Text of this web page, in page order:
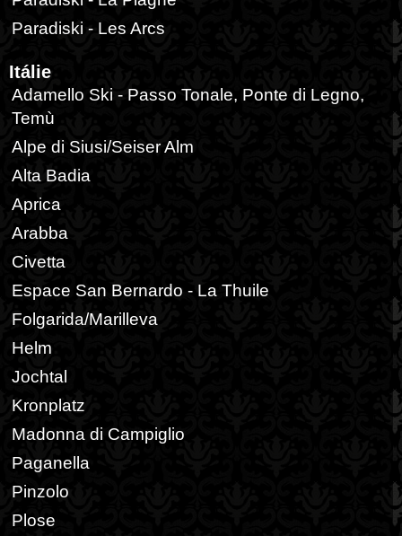
Paradiski - Les Arcs
Itálie
Adamello Ski - Passo Tonale, Ponte di Legno,
Temù
Alpe di Siusi/Seiser Alm
Alta Badia
Aprica
Arabba
Civetta
Espace San Bernardo - La Thuile
Folgarida/Marilleva
Helm
Jochtal
Kronplatz
Madonna di Campiglio
Paganella
Pinzolo
Plose